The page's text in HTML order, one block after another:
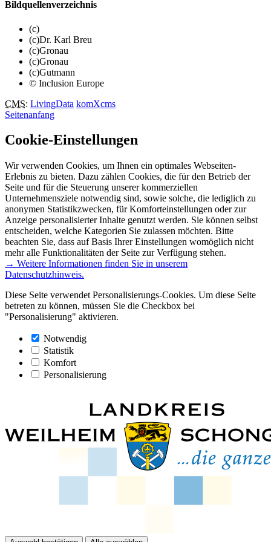
Bildquellenverzeichnis
(c)
(c)Dr. Karl Breu
(c)Gronau
(c)Gronau
(c)Gutmann
© Inclusion Europe
CMS: LivingData komXcms
Seitenanfang
Cookie-Einstellungen
Wir verwenden Cookies, um Ihnen ein optimales Webseiten-
Erlebnis zu bieten. Dazu zählen Cookies, die für den Betrieb der
Seite und für die Steuerung unserer kommerziellen
Unternehmensziele notwendig sind, sowie solche, die lediglich zu
anonymen Statistikzwecken, für Komforteinstellungen oder zur
Anzeige personalisierter Inhalte genutzt werden. Sie können selbst
entscheiden, welche Kategorien Sie zulassen möchten. Bitte
beachten Sie, dass auf Basis Ihrer Einstellungen womöglich nicht
mehr alle Funktionalitäten der Seite zur Verfügung stehen.
→ Weitere Informationen finden Sie in unserem
Datenschutzhinweis.
Diese Seite verwendet Personalisierungs-Cookies. Um diese Seite
betreten zu können, müssen Sie die Checkbox bei
"Personalisierung" aktivieren.
Notwendig
Statistik
Komfort
Personalisierung